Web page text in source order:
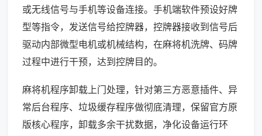
或无线信号与手机等设备连接。手机端软件预设好牌
型等指令，发送信号给控牌器，控牌器接收到信号后
驱动内部微型电机或机械结构，在麻将机洗牌、码牌
过程中进行干预，达到控牌目的。
麻将机程序卸载上门处理，针对第三方恶意插件、异
常后台程序、垃圾缓存程序做彻底清理，保留官方原
版核心程序，卸载多余干扰数据，净化设备运行环